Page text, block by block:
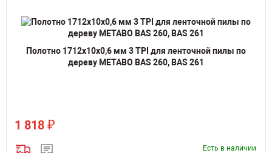
Полотно 1712х10х0,6 мм 3 TPI для ленточной пилы по
дереву METABO BAS 260, BAS 261
1 818 ₽
Есть в наличии